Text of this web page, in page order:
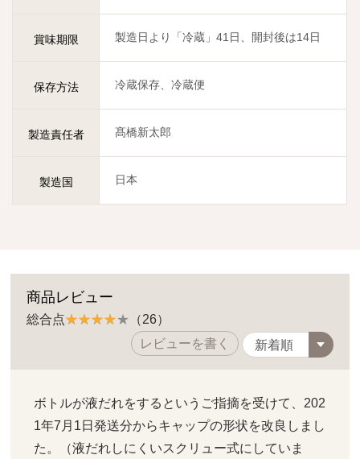
賞味期限 製造日より「冷蔵」41日、開封後は14日
保存方法 冷蔵保存、冷蔵便
製造責任者 髙橋新太郎
製造国 日本
商品レビュー
総合点
（26）
レビューを書く
ボトルが液だれをするというご指摘を受けて、202
1年7月1日発送分からキャップの形状を改良しまし
た。（液だれしにくいスクリュー式にしていま